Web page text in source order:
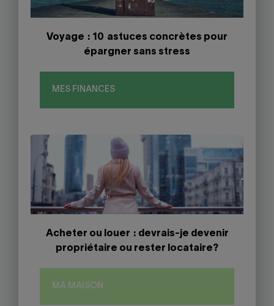
Voyage : 10 astuces concrètes pour
épargner sans stress
MES FINANCES
Acheter ou louer : devrais-je devenir
propriétaire ou rester locataire?
MA MAISON